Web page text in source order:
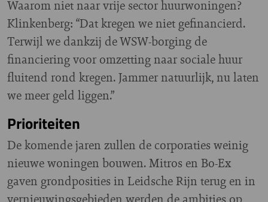
Waarom niet naar vrije sector huurwoningen?
Klinkenberg: “Dat kregen we niet gefinancierd.
Terwijl we dankzij de WSW-borging de
financiering voor omzetting naar sociale huur
fluitend rond kregen. Jammer natuurlijk, nu laten
we meer geld liggen.”
Prioriteiten
De komende jaren zullen de corporaties weinig
nieuwe woningen bouwen. Mitros en Bo-Ex
gaven grondposities in Leidsche Rijn terug en in